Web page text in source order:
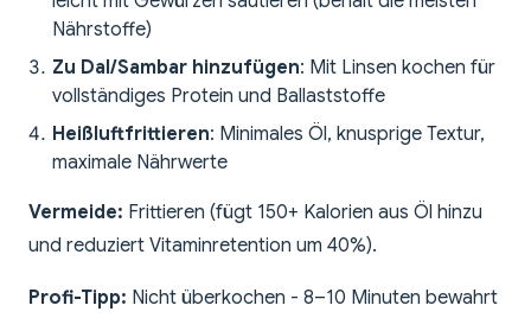
Nährstoffe)
Zu Dal/Sambar hinzufügen: Mit Linsen kochen für
vollständiges Protein und Ballaststoffe
Heißluftfrittieren: Minimales Öl, knusprige Textur,
maximale Nährwerte
Vermeide: Frittieren (fügt 150+ Kalorien aus Öl hinzu
und reduziert Vitaminretention um 40%).
Profi-Tipp: Nicht überkochen - 8–10 Minuten bewahrt